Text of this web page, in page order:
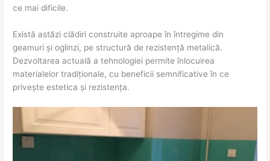
ce mai dificile.
Există astăzi clădiri construite aproape în întregime din
geamuri și oglinzi, pe structură de rezistență metalică.
Dezvoltarea actuală a tehnologiei permite înlocuirea
materialelor tradiționale, cu beneficii semnificative în ce
privește estetica și rezistența.